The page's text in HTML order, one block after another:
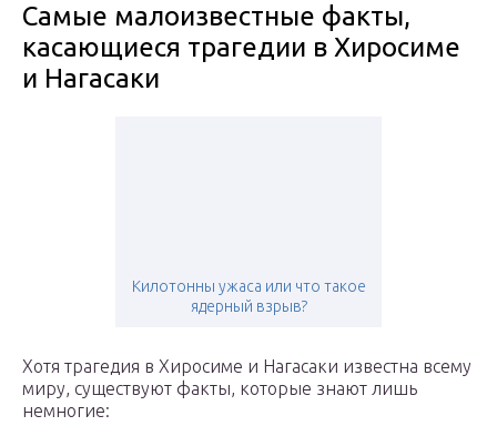
Самые малоизвестные факты,
касающиеся трагедии в Хиросиме
и Нагасаки
Килотонны ужаса или что такое
ядерный взрыв?
Хотя трагедия в Хиросиме и Нагасаки известна всему
миру, существуют факты, которые знают лишь
немногие: